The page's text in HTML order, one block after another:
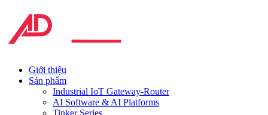
Giới thiệu
Sản phẩm
Industrial IoT Gateway-Router
AI Software & AI Platforms
Tinker Series